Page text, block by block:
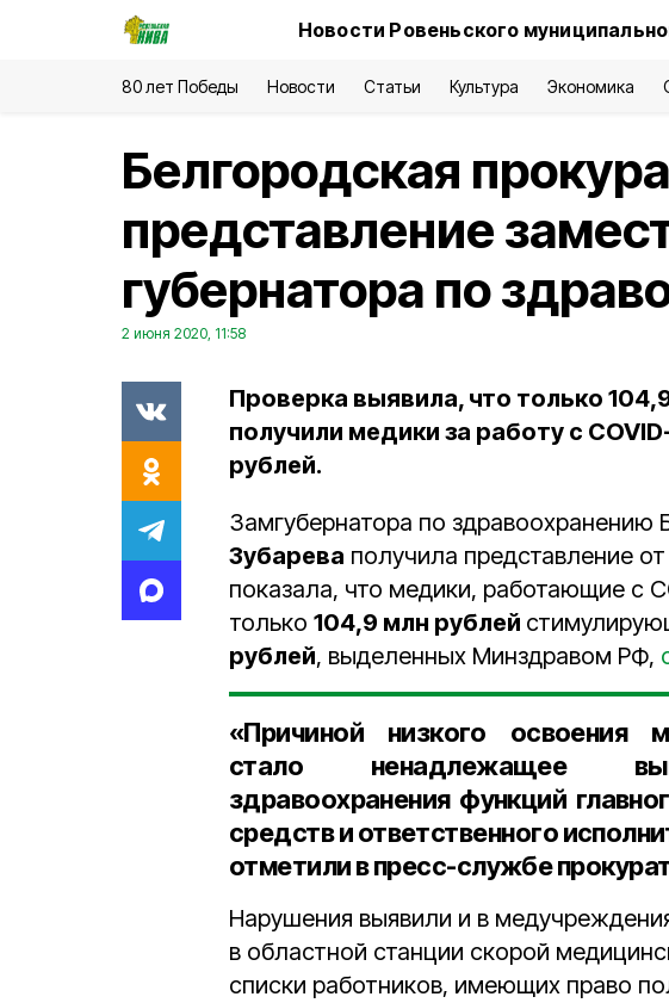
Новости Ровеньского
80 лет Победы Новости Статьи Культура Экономика
Белгородская
представление
губернатора по
2 июня 2020, 11:58
Проверка выявила, что только
получили медики за работу с
рублей.
Замгубернатора по здравоохранению
Зубарева получила представление
показала, что медики, работающие с
только 104,9 млн рублей
рублей, выделенных Минздравом РФ,
«Причиной низкого освоения
стало ненадлежащее
здравоохранения функций
средств и ответственного
отметили в пресс-службе
Нарушения выявили и в
в областной станции скорой
списки работников, имеющих право